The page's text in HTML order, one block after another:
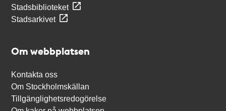
Stadsbiblioteket
Stadsarkivet
Om webbplatsen
Kontakta oss
Om Stockholmskällan
Tillgänglighetsredogörelse